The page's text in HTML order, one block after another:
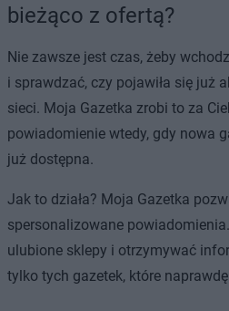
bieżąco z ofertą?
Nie zawsze jest czas, żeby
i sprawdzać, czy pojawiła się już
sieci. Moja Gazetka zrobi to za
powiadomienie wtedy, gdy nowa
już dostępna.
Jak to działa? Moja Gazetka
spersonalizowane
ulubione sklepy i otrzymywać
tylko tych gazetek, które